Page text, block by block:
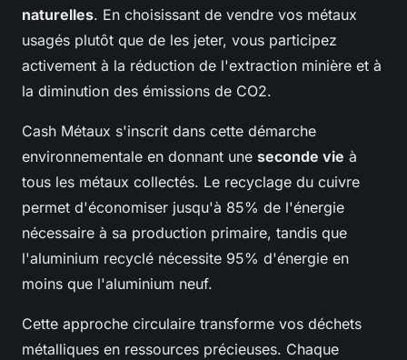
naturelles. En choisissant de vendre vos métaux
usagés plutôt que de les jeter, vous participez
activement à la réduction de l'extraction minière et à
la diminution des émissions de CO2.
Cash Métaux s'inscrit dans cette démarche
environnementale en donnant une seconde vie à
tous les métaux collectés. Le recyclage du cuivre
permet d'économiser jusqu'à 85% de l'énergie
nécessaire à sa production primaire, tandis que
l'aluminium recyclé nécessite 95% d'énergie en
moins que l'aluminium neuf.
Cette approche circulaire transforme vos déchets
métalliques en ressources précieuses. Chaque